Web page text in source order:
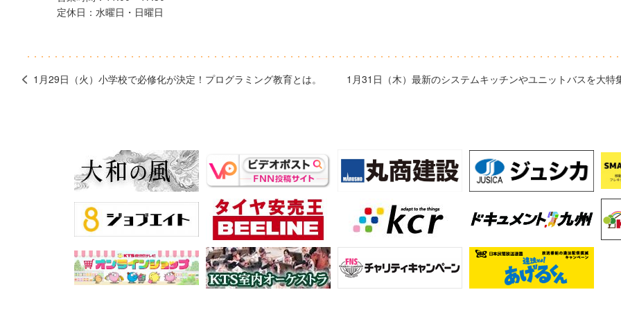
定休日：水曜日・日曜日
1月29日（火）小学校で必修化が決定！プログラミング教育とは。 1月31日（木）最新のシステムキッチンやユニットバスを大特